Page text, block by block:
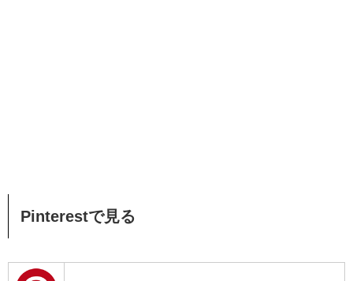
Pinterestで見る